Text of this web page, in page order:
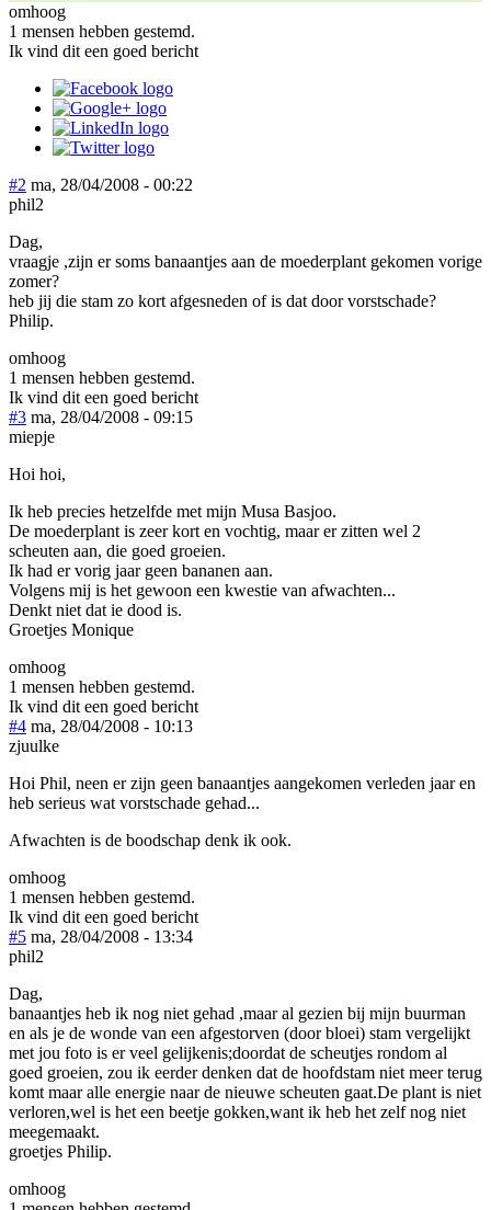
omhoog
1 mensen hebben gestemd.
Ik vind dit een goed bericht
#2 ma, 28/04/2008 - 00:22
phil2
Dag,
vraagje ,zijn er soms banaantjes aan de moederplant gekomen vorige
zomer?
heb jij die stam zo kort afgesneden of is dat door vorstschade?
Philip.
omhoog
1 mensen hebben gestemd.
Ik vind dit een goed bericht
#3 ma, 28/04/2008 - 09:15
miepje
Hoi hoi,
Ik heb precies hetzelfde met mijn Musa Basjoo.
De moederplant is zeer kort en vochtig, maar er zitten wel 2
scheuten aan, die goed groeien.
Ik had er vorig jaar geen bananen aan.
Volgens mij is het gewoon een kwestie van afwachten...
Denkt niet dat ie dood is.
Groetjes Monique
omhoog
1 mensen hebben gestemd.
Ik vind dit een goed bericht
#4 ma, 28/04/2008 - 10:13
zjuulke
Hoi Phil, neen er zijn geen banaantjes aangekomen verleden jaar en
heb serieus wat vorstschade gehad...
Afwachten is de boodschap denk ik ook.
omhoog
1 mensen hebben gestemd.
Ik vind dit een goed bericht
#5 ma, 28/04/2008 - 13:34
phil2
Dag,
banaantjes heb ik nog niet gehad ,maar al gezien bij mijn buurman
en als je de wonde van een afgestorven (door bloei) stam vergelijkt
met jou foto is er veel gelijkenis;doordat de scheutjes rondom al
goed groeien, zou ik eerder denken dat de hoofdstam niet meer terug
komt maar alle energie naar de nieuwe scheuten gaat.De plant is niet
verloren,wel is het een beetje gokken,want ik heb het zelf nog niet
meegemaakt.
groetjes Philip.
omhoog